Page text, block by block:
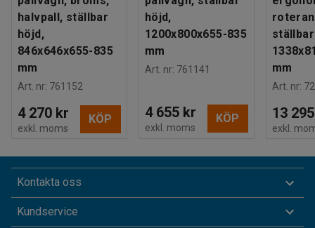
halvpall, ställbar
höjd,
846x646x655-835
mm
Art. nr: 761152
4 270 kr
exkl. moms
KÖP
höjd,
1200x800x655-835
mm
Art. nr: 761141
4 655 kr
exkl. moms
KÖP
mm
Art. nr:
13
exkl.
Kontakta oss
Kundservice